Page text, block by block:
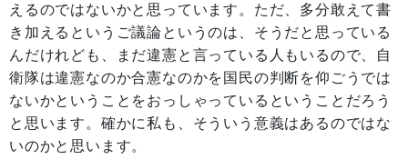
えるのではないかと思っています。ただ、多分敢えて書
き加えるというご議論というのは、そうだと思っている
んだけれども、まだ違憲と言っている人もいるので、自
衛隊は違憲なのか合憲なのかを国民の判断を仰ごうでは
ないかということをおっしゃっているということだろう
と思います。確かに私も、そういう意義はあるのではな
いのかと思います。